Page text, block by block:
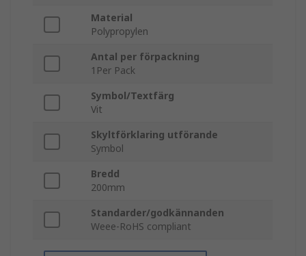
Material
Polypropylen
Antal per förpackning
1Per Pack
Symbol/Textfärg
Vit
Skyltförklaring utförande
Symbol
Bredd
200mm
Standarder/godkännanden
Weee-RoHS compliant